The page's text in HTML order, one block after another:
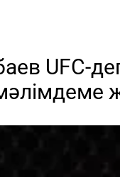
UFC-